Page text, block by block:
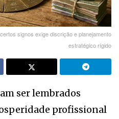
signos exige discrição e planejamento
estratégico rígido
ser lembrados
profissional